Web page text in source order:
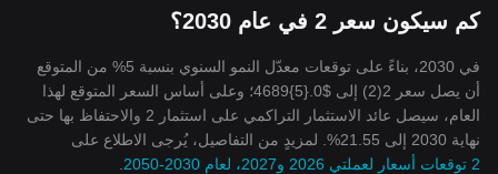
كم سيكون سعر 2 في عام 2030؟
في 2030، بناءً على توقعات معدّل النمو السنوي بنسبة 5% من المتوقع
أن يصل سعر 2(2) إلى $0.{5}4689؛ وعلى أساس السعر المتوقع لهذا
العام، سيصل عائد الاستثمار التراكمي على استثمار 2 والاحتفاظ بها حتى
نهاية 2030 إلى 21.55%. لمزيدٍ من التفاصيل، يُرجى الاطلاع على
2 توقعات أسعار لعملتي 2026 و2027، لعام 2030-2050